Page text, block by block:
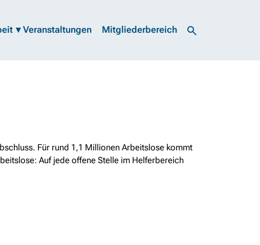
Veranstaltungen Mitgliederbereich
Für rund 1,1 Millionen Arbeitslose kommt
Auf jede offene Stelle im Helferbereich